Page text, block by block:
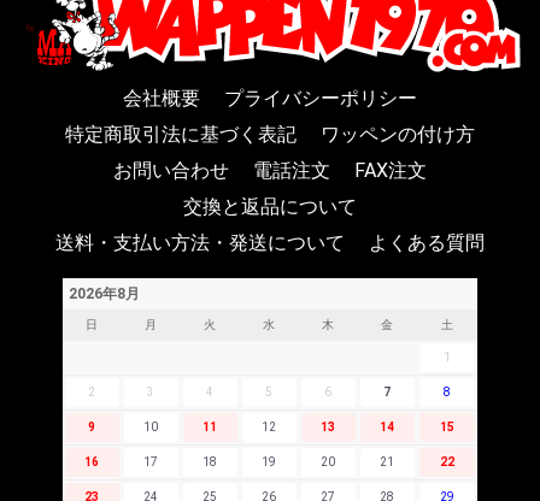
会社概要
プライバシーポリシー
特定商取引法に基づく表記
ワッペンの付け方
お問い合わせ
電話注文
FAX注文
交換と返品について
送料・支払い方法・発送について
よくある質問
2026年8月
日 月 火 水 木 金 土
1
2 3 4 5 6 7 8
9 10 11 12 13 14 15
16 17 18 19 20 21 22
23 24 25 26 27 28 29